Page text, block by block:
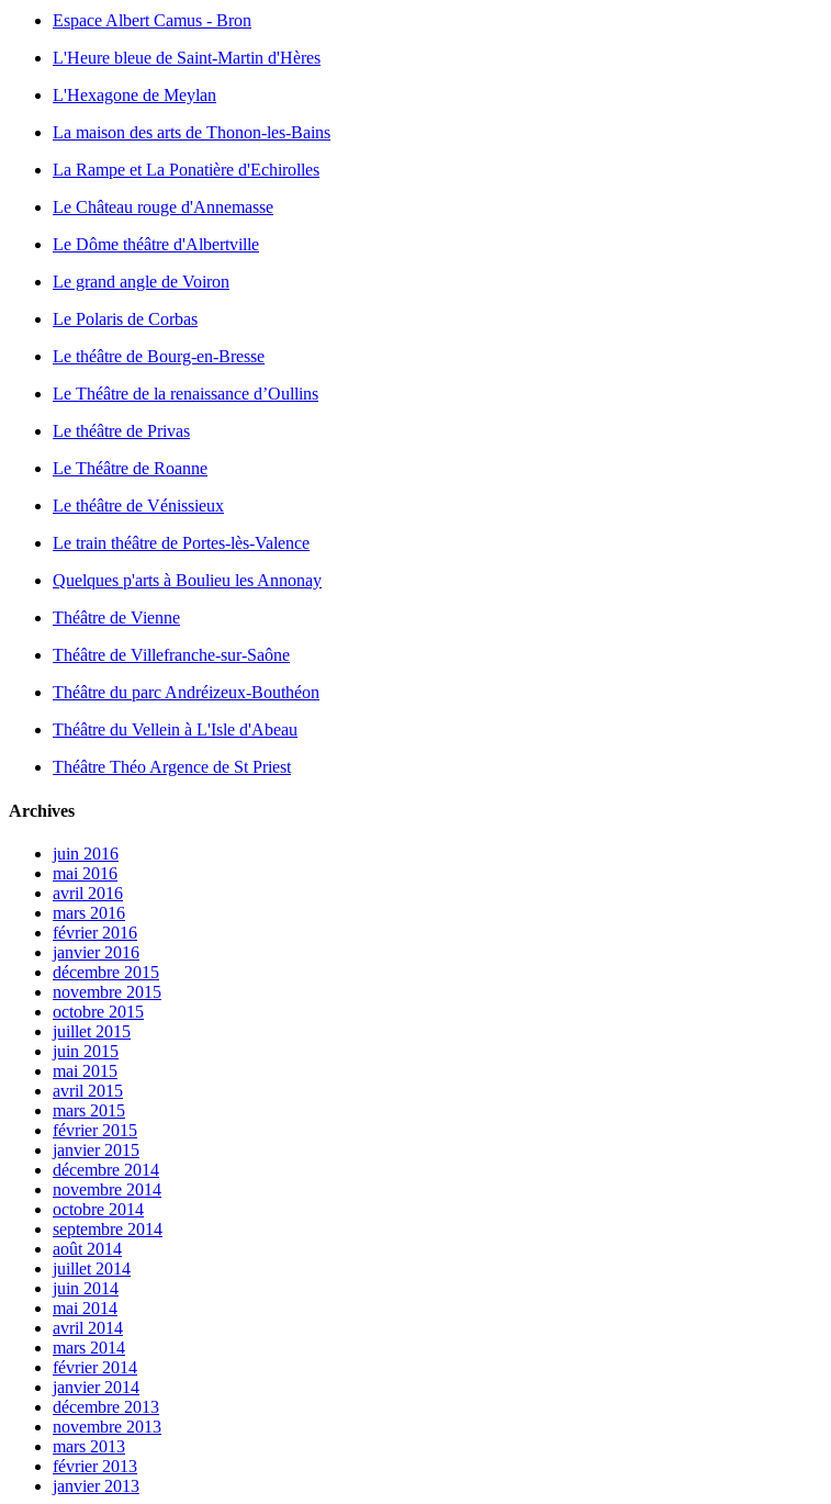
Espace Albert Camus - Bron
L'Heure bleue de Saint-Martin d'Hères
L'Hexagone de Meylan
La maison des arts de Thonon-les-Bains
La Rampe et La Ponatière d'Echirolles
Le Château rouge d'Annemasse
Le Dôme théâtre d'Albertville
Le grand angle de Voiron
Le Polaris de Corbas
Le théâtre de Bourg-en-Bresse
Le Théâtre de la renaissance d’Oullins
Le théâtre de Privas
Le Théâtre de Roanne
Le théâtre de Vénissieux
Le train théâtre de Portes-lès-Valence
Quelques p'arts à Boulieu les Annonay
Théâtre de Vienne
Théâtre de Villefranche-sur-Saône
Théâtre du parc Andréizeux-Bouthéon
Théâtre du Vellein à L'Isle d'Abeau
Théâtre Théo Argence de St Priest
Archives
juin 2016
mai 2016
avril 2016
mars 2016
février 2016
janvier 2016
décembre 2015
novembre 2015
octobre 2015
juillet 2015
juin 2015
mai 2015
avril 2015
mars 2015
février 2015
janvier 2015
décembre 2014
novembre 2014
octobre 2014
septembre 2014
août 2014
juillet 2014
juin 2014
mai 2014
avril 2014
mars 2014
février 2014
janvier 2014
décembre 2013
novembre 2013
mars 2013
février 2013
janvier 2013